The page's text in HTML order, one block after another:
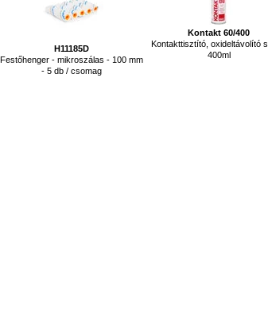
H11185D
Festőhenger - mikroszálas - 100 mm
- 5 db / csomag
Kontakt 60/400
Kontakttisztító, oxideltávolító
400ml